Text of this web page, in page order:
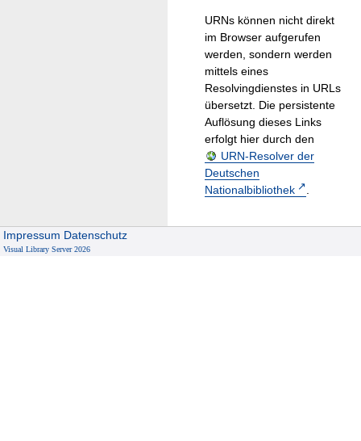
URNs können nicht direkt
im Browser aufgerufen
werden, sondern werden
mittels eines
Resolvingdienstes in URLs
übersetzt. Die persistente
Auflösung dieses Links
erfolgt hier durch den
URN-Resolver der
Deutschen
Nationalbibliothek
.
Impressum Datenschutz
Visual Library Server 2026